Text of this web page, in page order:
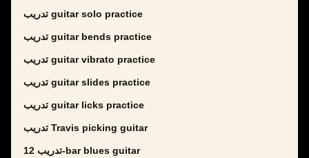
تدريب guitar solo practice
تدريب guitar bends practice
تدريب guitar vibrato practice
تدريب guitar slides practice
تدريب guitar licks practice
تدريب Travis picking guitar
تدريب 12-bar blues guitar